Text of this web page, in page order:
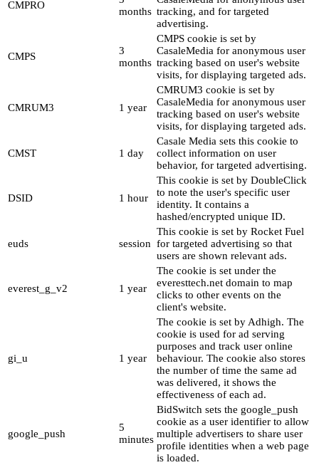
CMPRO
months tracking, and for targeted
advertising.
CMPS
3
months
CMPS cookie is set by
CasaleMedia for anonymous user
tracking based on user's website
visits, for displaying targeted ads.
CMRUM3 1 year
CMRUM3 cookie is set by
CasaleMedia for anonymous user
tracking based on user's website
visits, for displaying targeted ads.
CMST 1 day
Casale Media sets this cookie to
collect information on user
behavior, for targeted advertising.
DSID 1 hour
This cookie is set by DoubleClick
to note the user's specific user
identity. It contains a
hashed/encrypted unique ID.
euds session
This cookie is set by Rocket Fuel
for targeted advertising so that
users are shown relevant ads.
everest_g_v2 1 year
The cookie is set under the
everesttech.net domain to map
clicks to other events on the
client's website.
gi_u 1 year
The cookie is set by Adhigh. The
cookie is used for ad serving
purposes and track user online
behaviour. The cookie also stores
the number of time the same ad
was delivered, it shows the
effectiveness of each ad.
google_push
5
minutes
BidSwitch sets the google_push
cookie as a user identifier to allow
multiple advertisers to share user
profile identities when a web page
is loaded.